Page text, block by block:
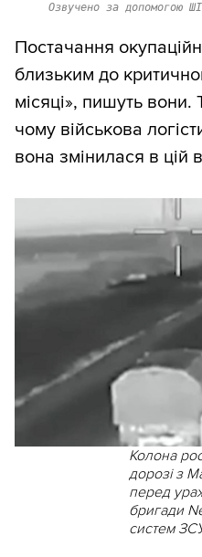
Озвучено за допомогою
Постачання
близьким до
місяці», пишуть
чому військова
вона змінилася в цій
Колона
дорозі з
перед
бригади
систем